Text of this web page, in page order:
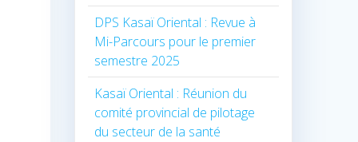
DPS Kasaï Oriental : Revue à
Mi-Parcours pour le premier
semestre 2025
Kasaï Oriental : Réunion du
comité provincial de pilotage
du secteur de la santé